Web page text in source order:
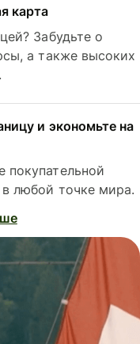
карта
Забудьте о
а также высоких
и экономьте на
покупательной
любой точке мира.